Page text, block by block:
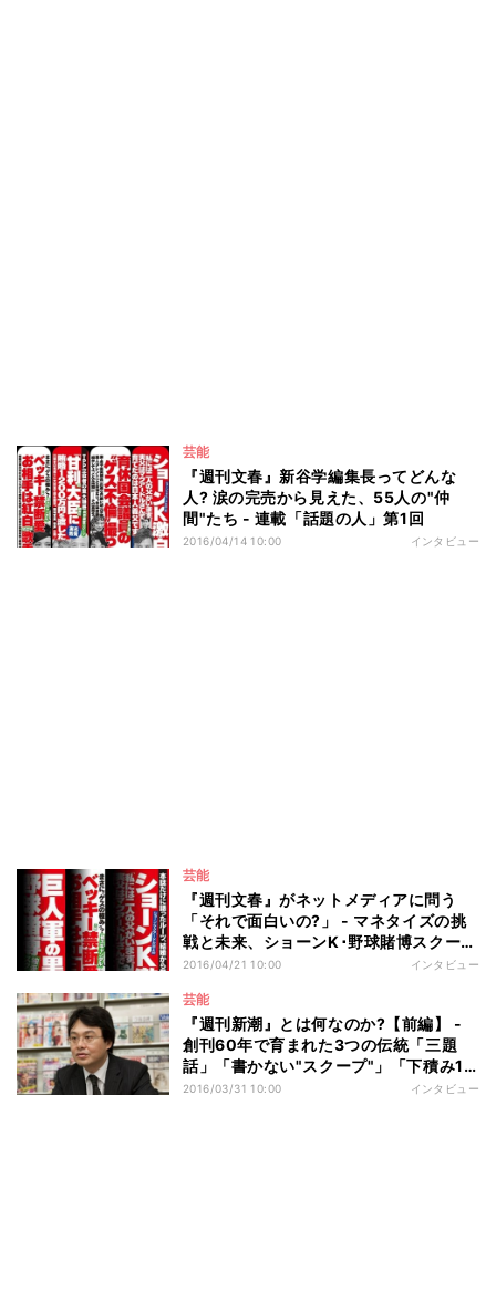
芸能
『週刊文春』新谷学編集長ってどんな
人? 涙の完売から見えた、55人の"仲
間"たち - 連載「話題の人」第1回
2016/04/14 10:00 インタビュー
芸能
『週刊文春』がネットメディアに問う
「それで面白いの?」 - マネタイズの挑
戦と未来、ショーンK･野球賭博スクープ
の真相
2016/04/21 10:00 インタビュー
芸能
『週刊新潮』とは何なのか?【前編】 -
創刊60年で育まれた3つの伝統「三題
話」「書かない"スクープ"」「下積み10
年」
2016/03/31 10:00 インタビュー